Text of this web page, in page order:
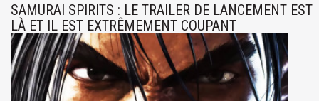
SAMURAI SPIRITS : LE TRAILER DE LANCEMENT EST
LÀ ET IL EST EXTRÊMEMENT COUPANT